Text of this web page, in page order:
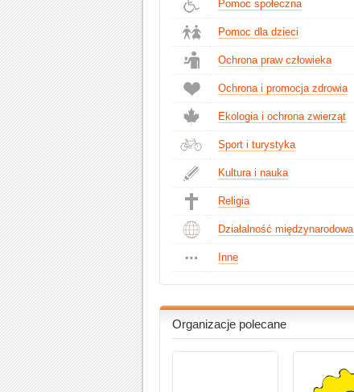
Pomoc społeczna
Pomoc dla dzieci
Ochrona praw człowieka
Ochrona i promocja zdrowia
Ekologia i ochrona zwierząt
Sport i turystyka
Kultura i nauka
Religia
Działalność międzynarodowa
Inne
Organizacje polecane